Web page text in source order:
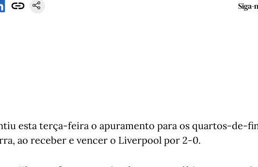
Siga-
esta terça-feira o apuramento para os quartos-de-
ao receber e vencer o Liverpool por 2-0.